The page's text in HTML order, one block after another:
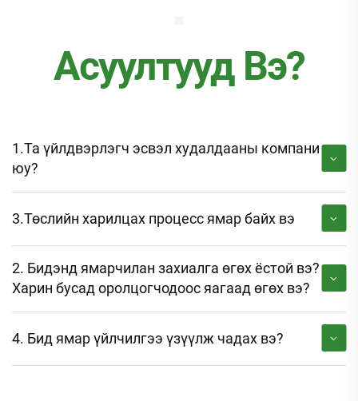
Асуултууд Вэ?
1.Та үйлдвэрлэгч эсвэл худалдааны компани
юу?
3.Төслийн харилцах процесс ямар байх вэ
2. Бидэнд ямарчилан захиалга өгөх ёстой вэ?
Харин бусад оролцогчодоос яагаад өгөх вэ?
4. Бид ямар үйлчилгээ үзүүлж чадах вэ?